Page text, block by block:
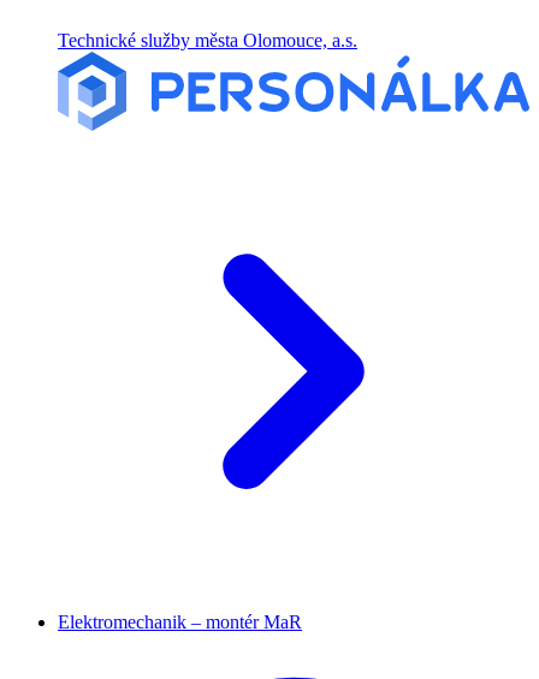
Technické služby města Olomouce, a.s.
Elektromechanik – montér MaR